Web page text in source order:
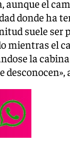
aunque el
donde ha
suele
mientras el
la